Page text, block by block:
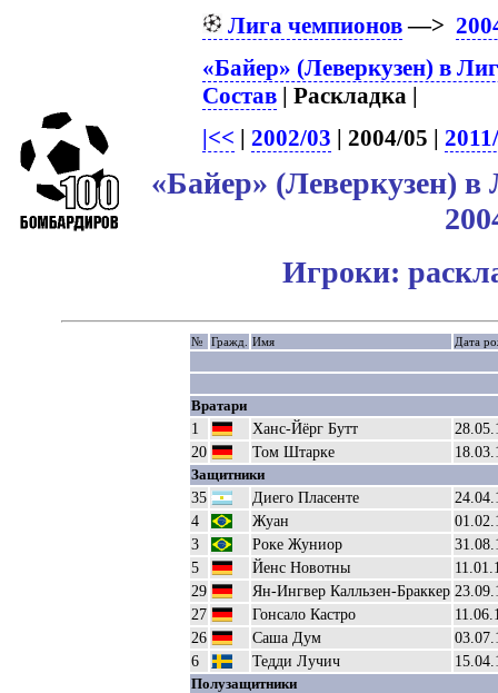
Лига чемпионов—>
«Байер» (Леверкузен) в
Состав | Раскладка |
|<< | 2002/03 | 2004/05 |
«Байер» (Леверкузен)
Игроки:
№ Гражд. Имя Дата
Вратари
1 Ханс-Йёрг Бутт
20
Том Штарке
Защитники
35 Диего Пласенте
4
Жуан
3
Роке Жуниор
5
Йенс Новотны
29
Ян-Ингвер Калльзен-Браккер
27
Гонсало Кастро
26
Саша Дум
6
Тедди Лучич
Полузащитники